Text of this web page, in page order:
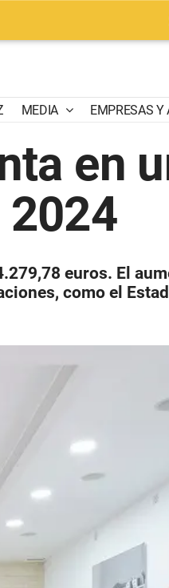
MEDIA EMPRESAS Y
en
euros. El
como el